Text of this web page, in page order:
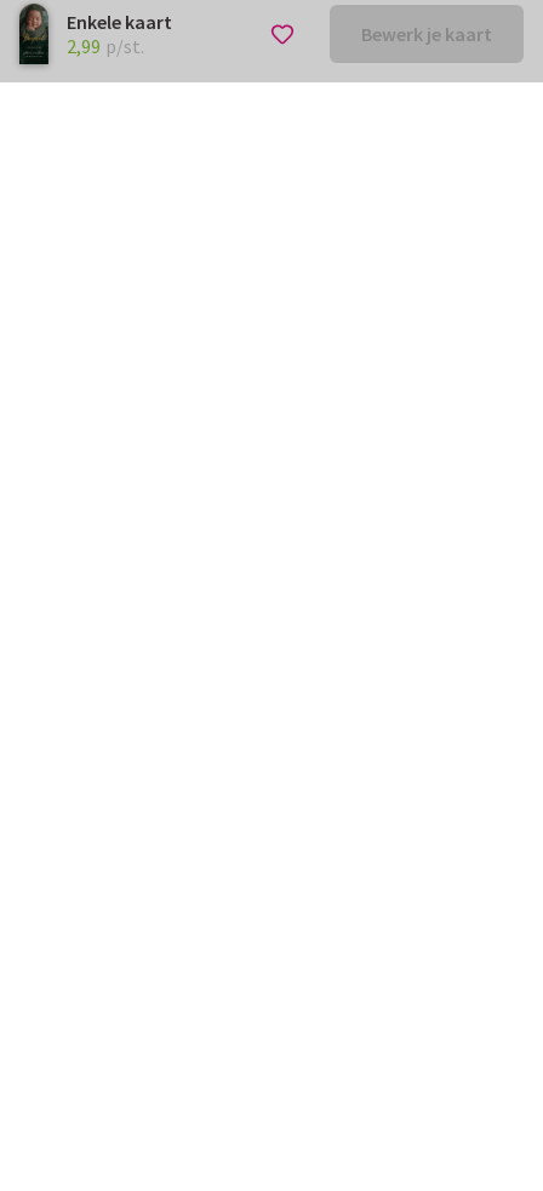
Enkele kaart
€ 2,99 p/st.
2,99 p/st. Bewerk je kaart